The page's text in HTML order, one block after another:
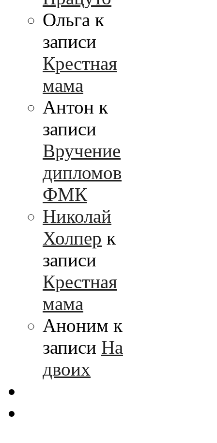
Ольга к
записи
Крестная
мама
Антон к
записи
Вручение
дипломов
ФМК
Николай
Холпер к
записи
Крестная
мама
Аноним к
записи На
двоих